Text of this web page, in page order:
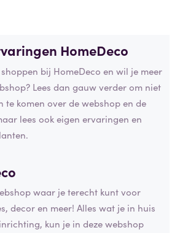
HomeDeco
bij HomeDeco en wil je meer
Lees dan gauw verder om niet
te komen over de webshop en de
lees ook eigen ervaringen en
waar je terecht kunt voor
decor en meer! Alles wat je in huis
kun je in deze webshop